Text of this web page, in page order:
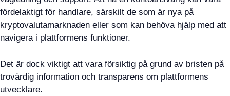
fördelaktigt för handlare, särskilt de som är nya på
kryptovalutamarknaden eller som kan behöva hjälp med att
navigera i plattformens funktioner.
Det är dock viktigt att vara försiktig på grund av bristen på
trovärdig information och transparens om plattformens
utvecklare.